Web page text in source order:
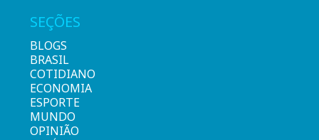
SEÇÕES
BLOGS
BRASIL
COTIDIANO
ECONOMIA
ESPORTE
MUNDO
OPINIÃO